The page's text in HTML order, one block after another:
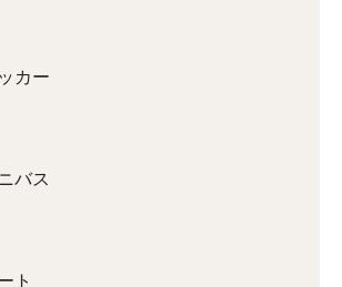
カー
バス
ト